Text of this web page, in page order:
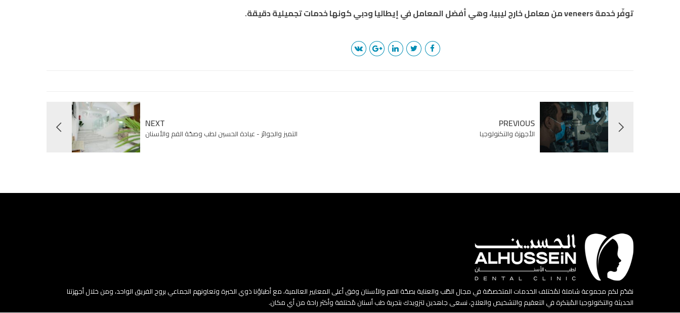
توفّر خدمة veneers من معامل خارج ليبيا، وهي أفضل المعامل في إيطاليا ودبي كونها خدمات تجميلية دقيقة.
PREVIOUS
الأجهزة والتكنولوجيا
NEXT
التميز والجوائز - عيادة الحسين لطب وصحّة الفم والأسنان
نقدّم لكم مجموعة شاملة لمُختلف الخدمات المتخصصّة في مجال الطّب والعناية بصحّة الفم والأسنان وفق أعلى المعايير العالمية، مع أطباؤنا ذوي الخبرة وتعاونهم الجماعي بروح الفريق الواحد، ومن خلال أجهزتنا
الحديثة والتكنولوجيا المُبتكرة في التعقيم والتشخيص والعلاج، نسعى جاهدين لتزويدك بتجربة طب أسنان مُختلفة وأكثر راحة من أي مكان.